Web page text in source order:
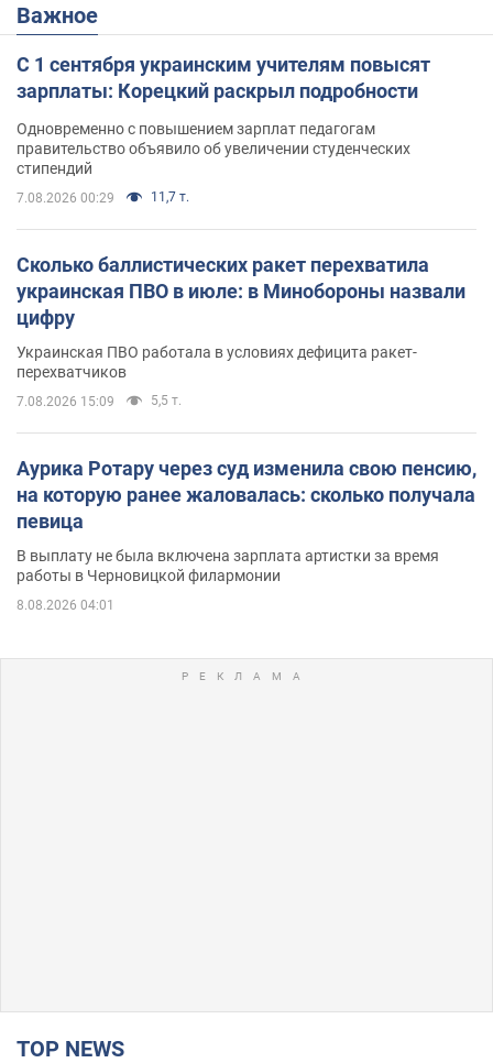
Важное
С 1 сентября украинским учителям повысят
зарплаты: Корецкий раскрыл подробности
Одновременно с повышением зарплат педагогам
правительство объявило об увеличении студенческих
стипендий
7.08.2026 00:29 11,7 т.
Сколько баллистических ракет перехватила
украинская ПВО в июле: в Минобороны назвали
цифру
Украинская ПВО работала в условиях дефицита ракет-
перехватчиков
7.08.2026 15:09 5,5 т.
Аурика Ротару через суд изменила свою пенсию,
на которую ранее жаловалась: сколько получала
певица
В выплату не была включена зарплата артистки за время
работы в Черновицкой филармонии
8.08.2026 04:01
TOP NEWS